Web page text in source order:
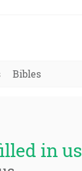
Bibles
in us